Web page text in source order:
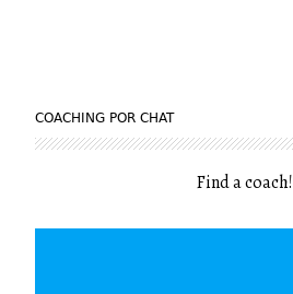
COACHING POR CHAT
Find a coach!